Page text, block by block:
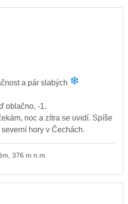
a pár slabých
oblačno, -1.
noc a zítra se uvidí. Spíše
hory v Čechách.
376 m n.m.